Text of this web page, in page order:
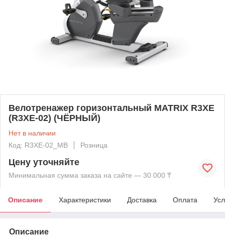
Велотренажер горизонтальный MATRIX R3XE
(R3XE-02) (ЧЁРНЫЙ)
Нет в наличии
Код: R3XE-02_MB
Розница
Цену уточняйте
Минимальная сумма заказа на сайте — 30 000 ₸
Описание Характеристики Доставка Оплата
Описание